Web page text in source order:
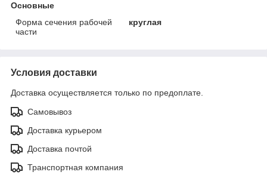
Основные
Форма сечения рабочей
части
круглая
Условия доставки
Доставка осуществляется только по предоплате.
Самовывоз
Доставка курьером
Доставка почтой
Транспортная компания